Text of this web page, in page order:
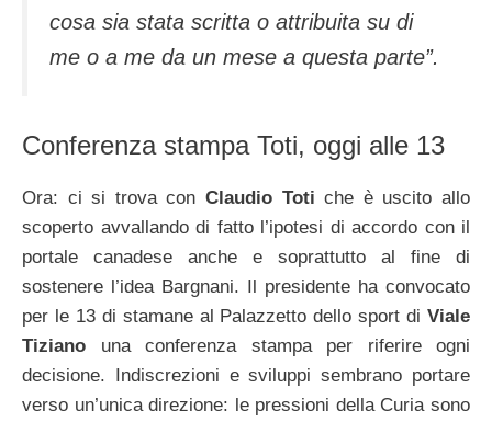
cosa sia stata scritta o attribuita su di
me o a me da un mese a questa parte”.
Conferenza stampa Toti, oggi alle 13
Ora: ci si trova con Claudio Toti che è uscito allo
scoperto avvallando di fatto l’ipotesi di accordo con il
portale canadese anche e soprattutto al fine di
sostenere l’idea Bargnani. Il presidente ha convocato
per le 13 di stamane al Palazzetto dello sport di Viale
Tiziano una conferenza stampa per riferire ogni
decisione. Indiscrezioni e sviluppi sembrano portare
verso un’unica direzione: le pressioni della Curia sono